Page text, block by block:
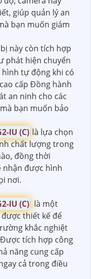
giúp quản lý an
bạn muốn giám
này còn tích hợp
phát hiện chuyển
tự động khi có
cấp Đồng hành
an ninh cho các
bạn muốn bảo
IU (C) là lựa chọn
chất lượng trong
đồng thời
nhận được hình
nơi.
IU (C) là một
thiết kế để
khắc nghiệt
tích hợp công
năng cung cấp
cả trong điều